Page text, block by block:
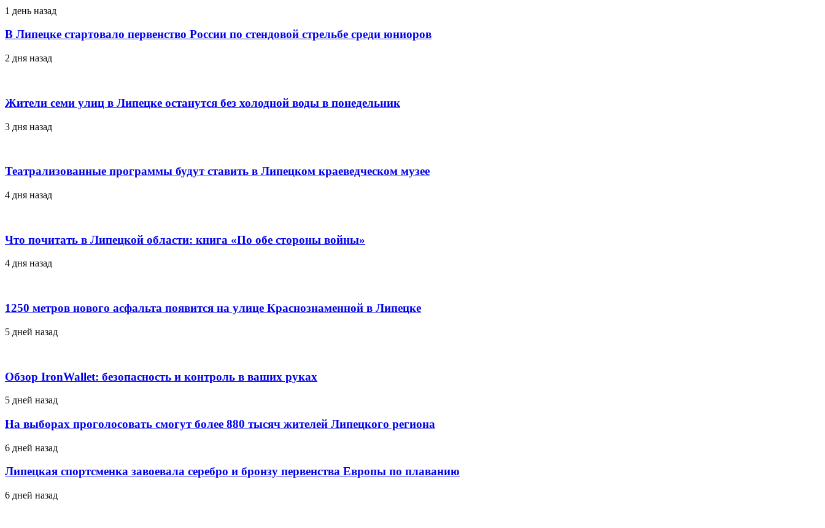
1 день назад
В Липецке стартовало первенство России по стендовой стрельбе среди юниоров
2 дня назад
Жители семи улиц в Липецке останутся без холодной воды в понедельник
3 дня назад
Театрализованные программы будут ставить в Липецком краеведческом музее
4 дня назад
Что почитать в Липецкой области: книга «По обе стороны войны»
4 дня назад
1250 метров нового асфальта появится на улице Краснознаменной в Липецке
5 дней назад
Обзор IronWallet: безопасность и контроль в ваших руках
5 дней назад
На выборах проголосовать смогут более 880 тысяч жителей Липецкого региона
6 дней назад
Липецкая спортсменка завоевала серебро и бронзу первенства Европы по плаванию
6 дней назад